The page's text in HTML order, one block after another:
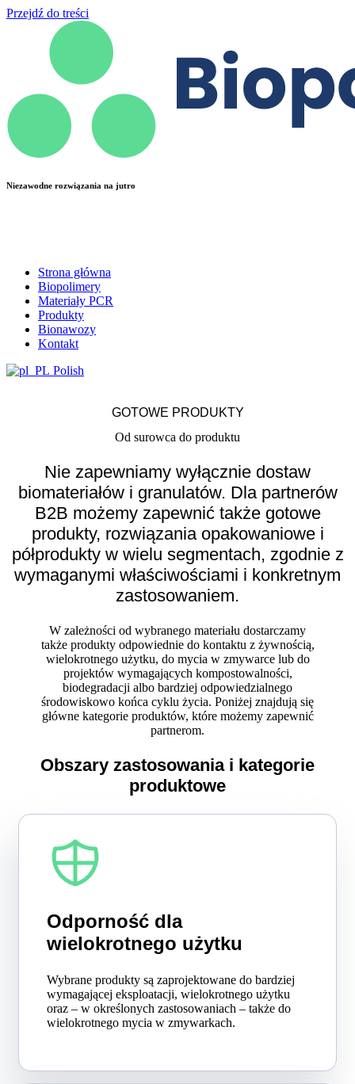
Przejdź do treści
Niezawodne rozwiązania na jutro
Strona główna
Biopolimery
Materiały PCR
Produkty
Bionawozy
Kontakt
Polish
GOTOWE PRODUKTY
Od surowca do produktu
Nie zapewniamy wyłącznie dostaw
biomateriałów i granulatów. Dla partnerów
B2B możemy zapewnić także gotowe
produkty, rozwiązania opakowaniowe i
półprodukty w wielu segmentach, zgodnie z
wymaganymi właściwościami i konkretnym
zastosowaniem.
W zależności od wybranego materiału dostarczamy
także produkty odpowiednie do kontaktu z żywnością,
wielokrotnego użytku, do mycia w zmywarce lub do
projektów wymagających kompostowalności,
biodegradacji albo bardziej odpowiedzialnego
środowiskowo końca cyklu życia. Poniżej znajdują się
główne kategorie produktów, które możemy zapewnić
partnerom.
Obszary zastosowania i kategorie
produktowe
Odporność dla
wielokrotnego użytku
Wybrane produkty są zaprojektowane do bardziej
wymagającej eksploatacji, wielokrotnego użytku
oraz – w określonych zastosowaniach – także do
wielokrotnego mycia w zmywarkach.